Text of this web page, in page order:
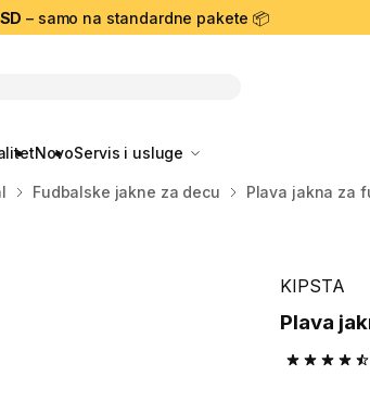
– samo na standardne pakete 📦
NovoServis i usluge
Fudbalske jakne za decu Plava jakna za
KIPSTA
Plava
4.8 od 5